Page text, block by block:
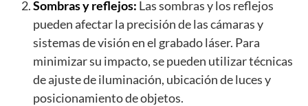
Sombras y reflejos: Las sombras y los reflejos
pueden afectar la precisión de las cámaras y
sistemas de visión en el grabado láser. Para
minimizar su impacto, se pueden utilizar técnicas
de ajuste de iluminación, ubicación de luces y
posicionamiento de objetos.